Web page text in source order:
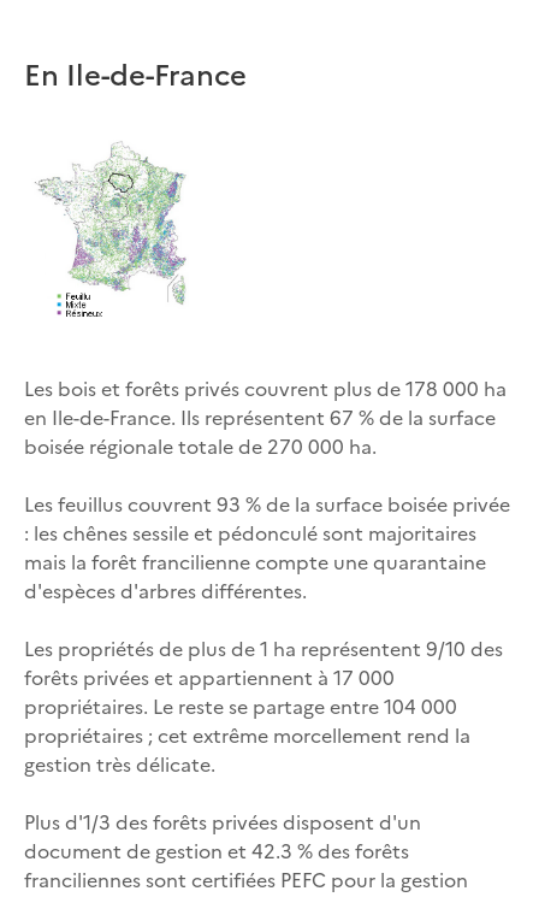
En Ile-de-France
Les bois et forêts privés couvrent plus de 178 000 ha
en Ile-de-France. Ils représentent 67 % de la surface
boisée régionale totale de 270 000 ha.
Les feuillus couvrent 93 % de la surface boisée privée
: les chênes sessile et pédonculé sont majoritaires
mais la forêt francilienne compte une quarantaine
d'espèces d'arbres différentes.
Les propriétés de plus de 1 ha représentent 9/10 des
forêts privées et appartiennent à 17 000
propriétaires. Le reste se partage entre 104 000
propriétaires ; cet extrême morcellement rend la
gestion très délicate.
Plus d'1/3 des forêts privées disposent d'un
document de gestion et 42.3 % des forêts
franciliennes sont certifiées PEFC pour la gestion